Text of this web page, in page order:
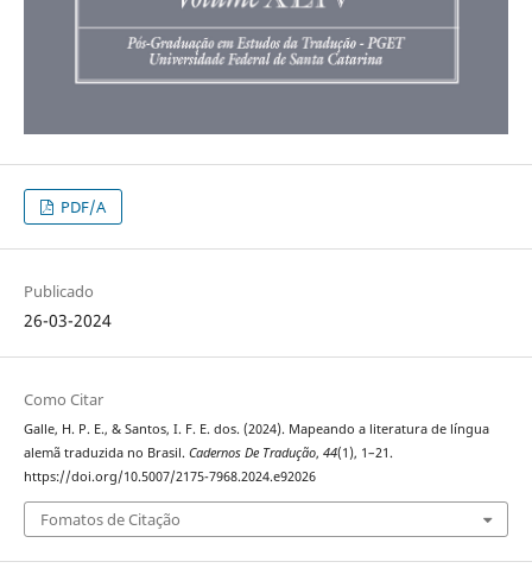
PDF/A
Publicado
26-03-2024
Como Citar
Galle, H. P. E., & Santos, I. F. E. dos. (2024). Mapeando a literatura de língua
alemã traduzida no Brasil. Cadernos De Tradução, 44(1), 1–21.
https://doi.org/10.5007/2175-7968.2024.e92026
Fomatos de Citação